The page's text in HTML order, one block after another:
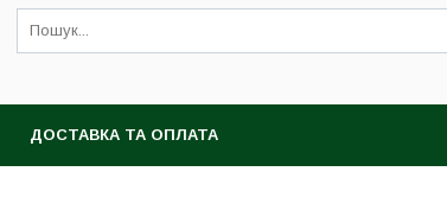
ДОСТАВКА ТА ОПЛАТА